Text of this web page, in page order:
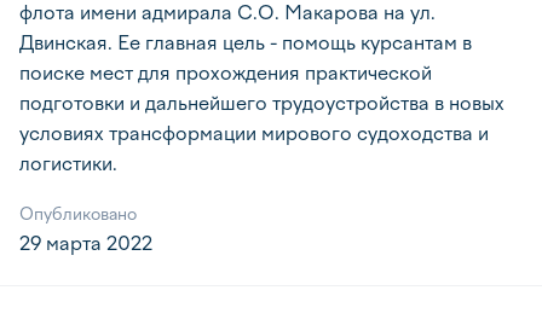
флота имени адмирала С.О. Макарова на ул.
Двинская. Ее главная цель - помощь курсантам в
поиске мест для прохождения практической
подготовки и дальнейшего трудоустройства в новых
условиях трансформации мирового судоходства и
логистики.
Опубликовано
29 марта 2022